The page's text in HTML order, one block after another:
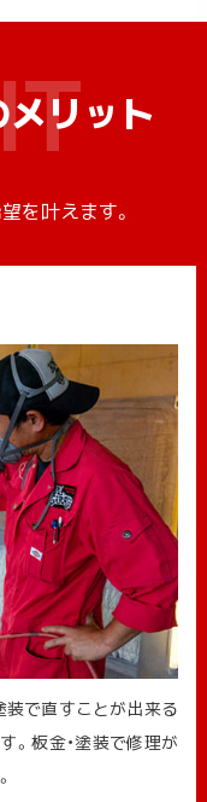
リット
を叶えます。
装で直すことが出来る
。板金・塗装で修理が